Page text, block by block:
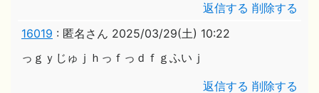
返信する 削除する
16019 : 匿名さん 2025/03/29(土) 10:22
っｇｙじゅｊｈっｆっｄｆｇふいｊ
返信する 削除する